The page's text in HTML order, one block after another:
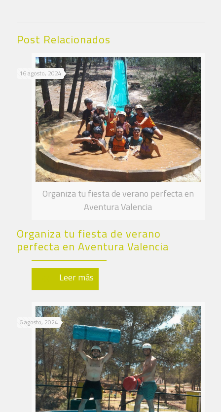
Post Relacionados
Organiza tu fiesta de verano perfecta en
Aventura Valencia
16 agosto, 2024
Organiza tu fiesta de verano
perfecta en Aventura Valencia
Leer más
6 agosto, 2024